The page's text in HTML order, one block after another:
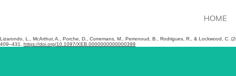
HOME
Lizarondo, L., McArthur, A., Porche, D., Corremans, M., Perrenoud, B., Rodrigues, R., & Lockwood,
409–431. https://doi.org/10.1097/XEB.0000000000000399